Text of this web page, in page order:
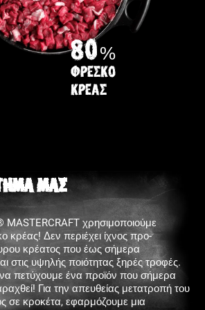
80%
Φρέσκο
κρέας
ΜΑΣ
MASTERCRAFT χρησιμοποιούμε
κρέας! Δεν περιέχει ίχνος προ-
κρέατος που έως σήμερα
στις υψηλής ποιότητας ξηρές τροφές.
πετύχουμε ένα προϊόν που σήμερα
Για την απευθείας μετατροπή του
σε κροκέτα, εφαρμόζουμε μια